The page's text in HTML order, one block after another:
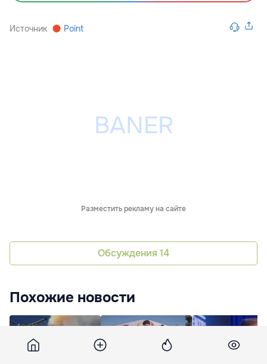
Источник Point
Разместить рекламу на сайте
Обсуждения 14
Похожие новости